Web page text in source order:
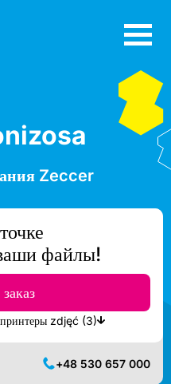
Zeccer
файлы!
Показать ближайшие доступные принтеры zdjęć (3)
+48 530 657 000